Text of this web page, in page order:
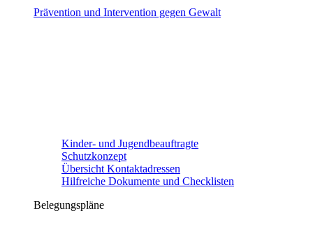
Prävention und Intervention gegen Gewalt
Kinder- und Jugendbeauftragte
Schutzkonzept
Übersicht Kontaktadressen
Hilfreiche Dokumente und Checklisten
Belegungspläne